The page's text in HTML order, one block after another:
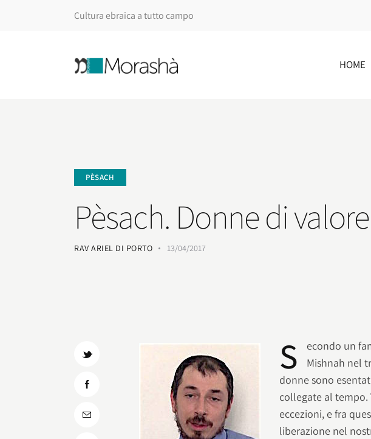
Cultura ebraica a tutto campo
HOME
PÈSACH
Pèsach. Donne di valore
RAV ARIEL DI PORTO 13/04/2017
S
econdo un
Mishnah nel
donne sono
collegate al
eccezioni, e fra
liberazione nel